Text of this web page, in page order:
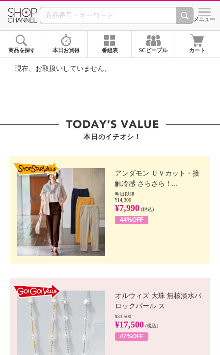
SHOP CHANNEL ショッ
メニュー
商品を探す 本日お買得 番組表 SCピープル カート
現在、お取扱いしていません。
本日のイチオシ！
アンダモン ＵＶカット・接
触冷感 さらさら！...
明日以降
¥14,300
¥7,990 (税込)
44%OFF
オルウィズ 大珠 無核淡水バ
ロックパール ス...
¥33,500
¥17,500 (税込)
47%OFF